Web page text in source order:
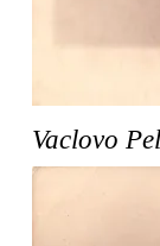
Vaclovo